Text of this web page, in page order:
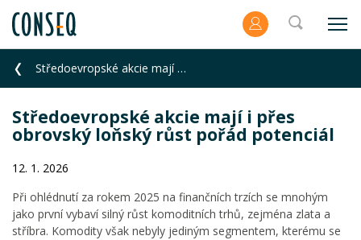
Středoevropské akcie mají i přes obrovský loňský růst pořád potenciál
Středoevropské akcie mají i přes
obrovský loňský růst pořád potenciál
12. 1. 2026
Při ohlédnutí za rokem 2025 na finančních trzích se mnohým
jako první vybaví silný růst komoditních trhů, zejména zlata a
stříbra. Komodity však nebyly jediným segmentem, kterému se